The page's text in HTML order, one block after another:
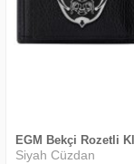
Siyah Cüzdan